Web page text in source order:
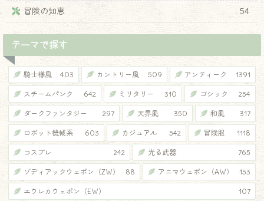
冒険の知恵
54
テーマで探す
騎士様風 403 カントリー風 509 アンティーク 1391
スチームパンク 642 ミリタリー 310 ゴシック 254
ダークファンタジー 297 天界風 350 和風 317
ロボット機械系 603 カジュアル 542 冒険服 1118
コスプレ 242 光る武器 765
ゾディアックウェポン（ZW） 88 アニマウェポン（AW） 153
エウレカウェポン（EW） 107